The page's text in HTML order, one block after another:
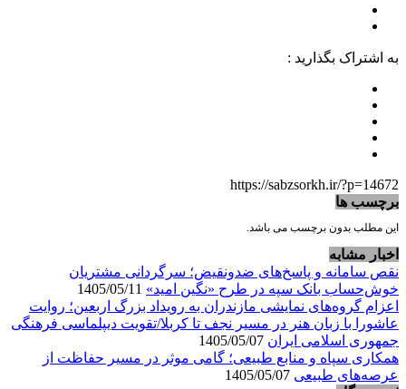
به اشتراک بگذارید :
https://sabzsorkh.ir/?p=14672
برچسب ها
این مطلب بدون برچسب می باشد.
اخبار مشابه
نقص سامانه و پاسخ‌های ضدونقیض؛ سرگردانی مشتریان
خوش‌حساب بانک سپه در طرح «نگین امید»
اعزام گروه‌های نمایشی مازندران به رویداد بزرگ اربعین؛ روایت
عاشورا با زبان هنر در مسیر نجف تا کربلا/تقویت دیپلماسی فرهنگی
جمهوری اسلامی ایران
همکاری سپاه و منابع طبیعی؛ گامی موثر در مسیر حفاظت از
عرصه‌های طبیعی